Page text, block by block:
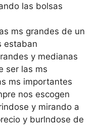
las bolsas
ms grandes de un
estaban
y medianas
ser las ms
ms importantes
nos escogen
y mirando a
y burlndose de